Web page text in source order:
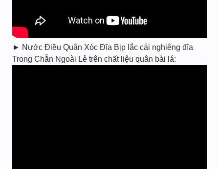
► Nước Điều Quân Xóc Đĩa Bịp lắc cái nghiêng đĩa
Trong Chẵn Ngoài Lẻ trên chất liệu quân bài lá: